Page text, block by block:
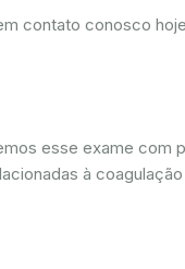
contato conosco
esse exame com
à coagulação